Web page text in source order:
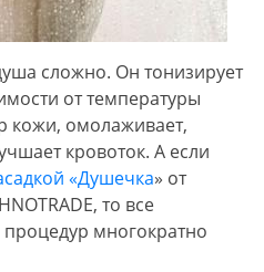
сложно. Он тонизирует
от температуры
кожи, омолаживает,
кровоток. А если
«Душечка» от
то все
многократно